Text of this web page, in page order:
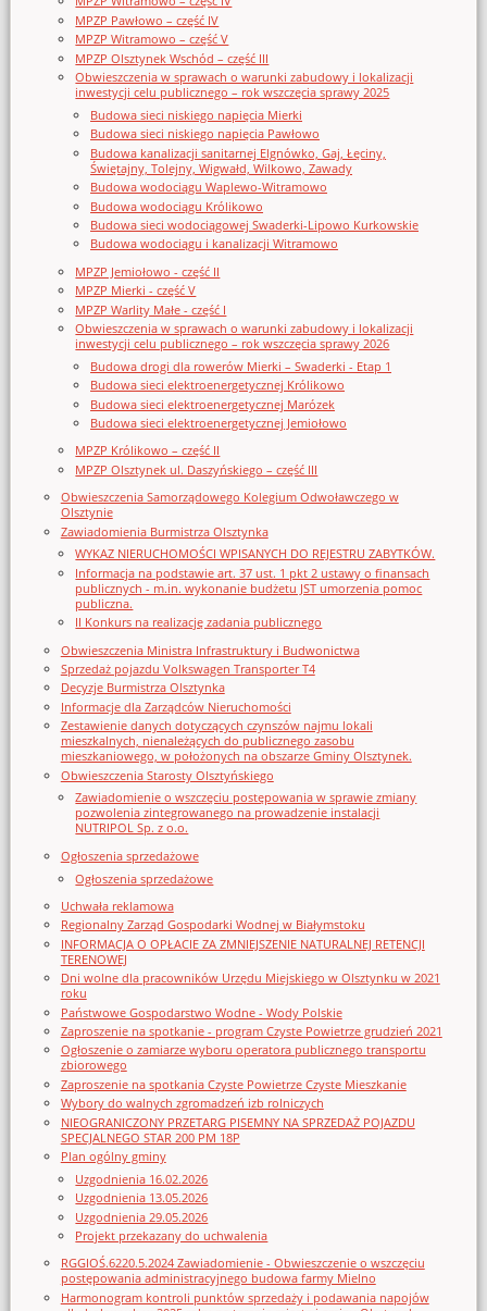
MPZP Pawłowo – część IV
MPZP Witramowo – część V
MPZP Olsztynek Wschód – część III
Obwieszczenia w sprawach o warunki zabudowy i lokalizacji
inwestycji celu publicznego – rok wszczęcia sprawy 2025
Budowa sieci niskiego napięcia Mierki
Budowa sieci niskiego napięcia Pawłowo
Budowa kanalizacji sanitarnej Elgnówko, Gaj, Łęciny,
Świętajny, Tolejny, Wigwałd, Wilkowo, Zawady
Budowa wodociągu Waplewo-Witramowo
Budowa wodociągu Królikowo
Budowa sieci wodociągowej Swaderki-Lipowo Kurkowskie
Budowa wodociągu i kanalizacji Witramowo
MPZP Jemiołowo - część II
MPZP Mierki - część V
MPZP Warlity Małe - część I
Obwieszczenia w sprawach o warunki zabudowy i lokalizacji
inwestycji celu publicznego – rok wszczęcia sprawy 2026
Budowa drogi dla rowerów Mierki – Swaderki - Etap 1
Budowa sieci elektroenergetycznej Królikowo
Budowa sieci elektroenergetycznej Marózek
Budowa sieci elektroenergetycznej Jemiołowo
MPZP Królikowo – część II
MPZP Olsztynek ul. Daszyńskiego – część III
Obwieszczenia Samorządowego Kolegium Odwoławczego w
Olsztynie
Zawiadomienia Burmistrza Olsztynka
WYKAZ NIERUCHOMOŚCI WPISANYCH DO REJESTRU ZABYTKÓW.
Informacja na podstawie art. 37 ust. 1 pkt 2 ustawy o finansach
publicznych - m.in. wykonanie budżetu JST umorzenia pomoc
publiczna.
II Konkurs na realizację zadania publicznego
Obwieszczenia Ministra Infrastruktury i Budwonictwa
Sprzedaż pojazdu Volkswagen Transporter T4
Decyzje Burmistrza Olsztynka
Informacje dla Zarządców Nieruchomości
Zestawienie danych dotyczących czynszów najmu lokali
mieszkalnych, nienależących do publicznego zasobu
mieszkaniowego, w położonych na obszarze Gminy Olsztynek.
Obwieszczenia Starosty Olsztyńskiego
Zawiadomienie o wszczęciu postępowania w sprawie zmiany
pozwolenia zintegrowanego na prowadzenie instalacji
NUTRIPOL Sp. z o.o.
Ogłoszenia sprzedażowe
Ogłoszenia sprzedażowe
Uchwała reklamowa
Regionalny Zarząd Gospodarki Wodnej w Białymstoku
INFORMACJA O OPŁACIE ZA ZMNIEJSZENIE NATURALNEJ RETENCJI
TERENOWEJ
Dni wolne dla pracowników Urzędu Miejskiego w Olsztynku w 2021
roku
Państwowe Gospodarstwo Wodne - Wody Polskie
Zaproszenie na spotkanie - program Czyste Powietrze grudzień 2021
Ogłoszenie o zamiarze wyboru operatora publicznego transportu
zbiorowego
Zaproszenie na spotkania Czyste Powietrze Czyste Mieszkanie
Wybory do walnych zgromadzeń izb rolniczych
NIEOGRANICZONY PRZETARG PISEMNY NA SPRZEDAŻ POJAZDU
SPECJALNEGO STAR 200 PM 18P
Plan ogólny gminy
Uzgodnienia 16.02.2026
Uzgodnienia 13.05.2026
Uzgodnienia 29.05.2026
Projekt przekazany do uchwalenia
RGGIOŚ.6220.5.2024 Zawiadomienie - Obwieszczenie o wszczęciu
postępowania administracyjnego budowa farmy Mielno
Harmonogram kontroli punktów sprzedaży i podawania napojów